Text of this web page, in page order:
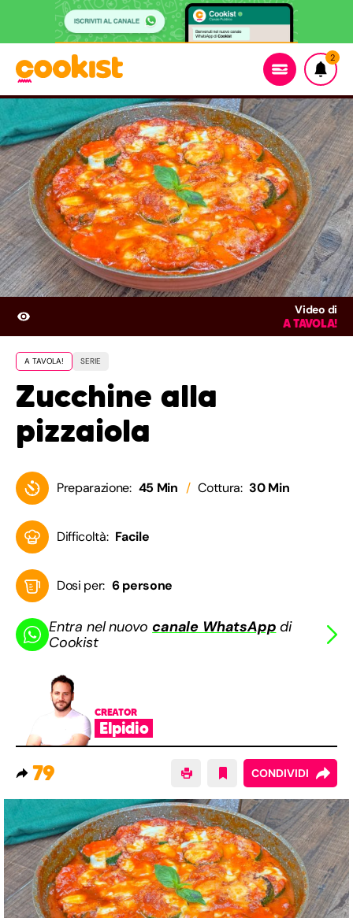
2
Video di
A TAVOLA!
A TAVOLA! SERIE
Zucchine alla
pizzaiola
Preparazione: 45 Min Cottura: 30 Min
Difficoltà: Facile
Dosi per: 6 persone
Entra nel nuovocanale WhatsApp di
Cookist
CREATOR
Elpidio
79 CONDIVIDI